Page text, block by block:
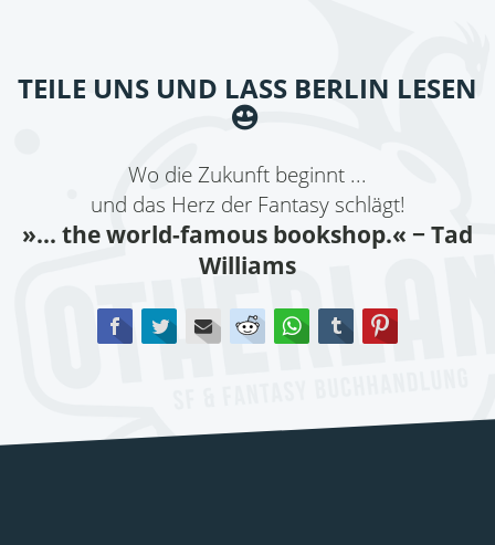
TEILE UNS UND LASS BERLIN LESEN
Wo die Zukunft beginnt ...
und das Herz der Fantasy schlägt!
»... the world-famous bookshop.« − Tad
Williams
FacebookTwitterE-mail Reddit WhatsApp
tumblr